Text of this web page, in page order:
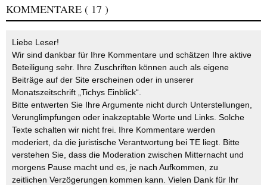
KOMMENTARE ( 17 )
Liebe Leser!
Wir sind dankbar für Ihre Kommentare und schätzen Ihre aktive
Beteiligung sehr. Ihre Zuschriften können auch als eigene
Beiträge auf der Site erscheinen oder in unserer
Monatszeitschrift „Tichys Einblick“.
Bitte entwerten Sie Ihre Argumente nicht durch Unterstellungen,
Verunglimpfungen oder inakzeptable Worte und Links. Solche
Texte schalten wir nicht frei. Ihre Kommentare werden
moderiert, da die juristische Verantwortung bei TE liegt. Bitte
verstehen Sie, dass die Moderation zwischen Mitternacht und
morgens Pause macht und es, je nach Aufkommen, zu
zeitlichen Verzögerungen kommen kann. Vielen Dank für Ihr